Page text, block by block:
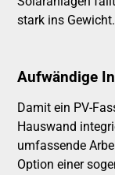
stark ins Gewicht.
Aufwändige
Damit ein PV-
Hauswand
umfassende
Option einer